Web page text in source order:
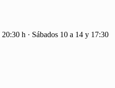
h · Sábados 10 a 14 y 17:30